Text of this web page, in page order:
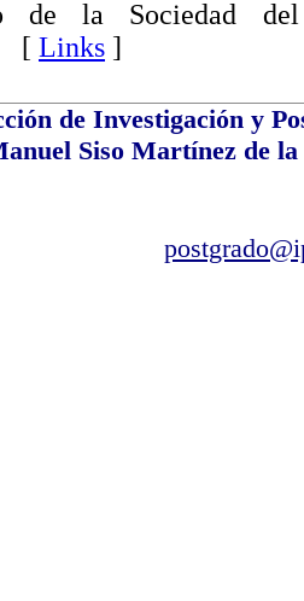
de la Sociedad del
[ Links ]
de Investigación y
Siso Martínez de